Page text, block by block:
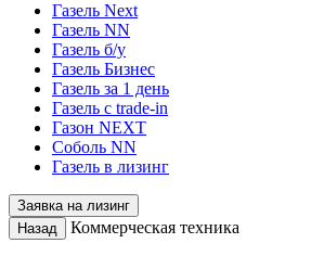
Газель Next
Газель NN
Газель б/у
Газель Бизнес
Газель за 1 день
Газель с trade-in
Газон NEXT
Соболь NN
Газель в лизинг
Заявка на лизинг
Назад
Коммерческая техника